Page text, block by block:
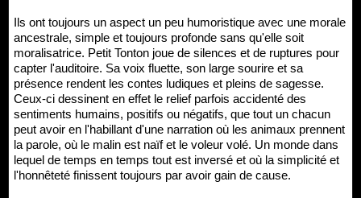
Ils ont toujours un aspect un peu humoristique avec une morale
ancestrale, simple et toujours profonde sans qu'elle soit
moralisatrice. Petit Tonton joue de silences et de ruptures pour
capter l'auditoire. Sa voix fluette, son large sourire et sa
présence rendent les contes ludiques et pleins de sagesse.
Ceux-ci dessinent en effet le relief parfois accidenté des
sentiments humains, positifs ou négatifs, que tout un chacun
peut avoir en l'habillant d'une narration où les animaux prennent
la parole, où le malin est naïf et le voleur volé. Un monde dans
lequel de temps en temps tout est inversé et où la simplicité et
l'honnêteté finissent toujours par avoir gain de cause.